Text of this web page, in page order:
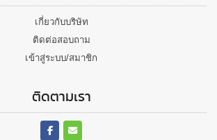
เกี่ยวกับบริษัท
ติดต่อสอบถาม
เข้าสู่ระบบ/สมาชิก
ติดตามเรา